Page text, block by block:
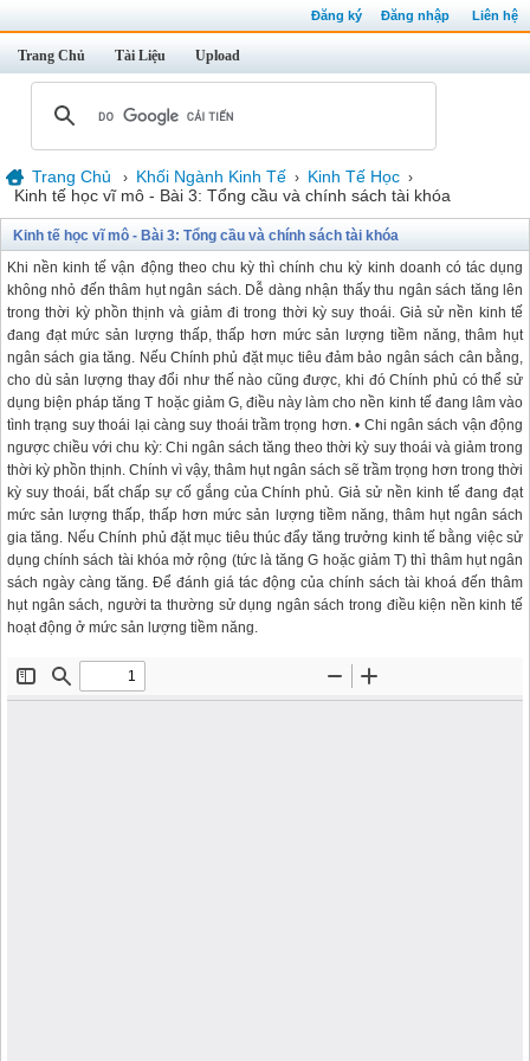
Đăng ký Đăng nhập Liên hệ
Trang Chủ Tài Liệu Upload
Trang Chủ › Khối Ngành Kinh Tế › Kinh Tế Học ›
Kinh tế học vĩ mô - Bài 3: Tổng cầu và chính sách tài khóa
Kinh tế học vĩ mô - Bài 3: Tổng cầu và chính sách tài khóa
Khi nền kinh tế vận động theo chu kỳ thì chính chu kỳ kinh doanh có tác dụng
không nhỏ đến thâm hụt ngân sách. Dễ dàng nhận thấy thu ngân sách tăng lên
trong thời kỳ phồn thịnh và giảm đi trong thời kỳ suy thoái. Giả sử nền kinh tế
đang đạt mức sản lượng thấp, thấp hơn mức sản lượng tiềm năng, thâm hụt
ngân sách gia tăng. Nếu Chính phủ đặt mục tiêu đảm bảo ngân sách cân bằng,
cho dù sản lượng thay đổi như thế nào cũng được, khi đó Chính phủ có thể sử
dụng biện pháp tăng T hoặc giảm G, điều này làm cho nền kinh tế đang lâm vào
tình trạng suy thoái lại càng suy thoái trầm trọng hơn. • Chi ngân sách vận động
ngược chiều với chu kỳ: Chi ngân sách tăng theo thời kỳ suy thoái và giảm trong
thời kỳ phồn thịnh. Chính vì vậy, thâm hụt ngân sách sẽ trầm trọng hơn trong thời
kỳ suy thoái, bất chấp sự cố gắng của Chính phủ. Giả sử nền kinh tế đang đạt
mức sản lượng thấp, thấp hơn mức sản lượng tiềm năng, thâm hụt ngân sách
gia tăng. Nếu Chính phủ đặt mục tiêu thúc đẩy tăng trưởng kinh tế bằng việc sử
dụng chính sách tài khóa mở rộng (tức là tăng G hoặc giảm T) thì thâm hụt ngân
sách ngày càng tăng. Để đánh giá tác động của chính sách tài khoá đến thâm
hụt ngân sách, người ta thường sử dụng ngân sách trong điều kiện nền kinh tế
hoạt động ở mức sản lượng tiềm năng.